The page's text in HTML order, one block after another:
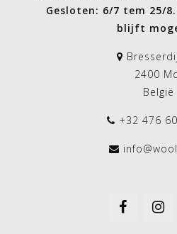
Gesloten: 6/7 tem 25/
blijft
2400
België
+32 476